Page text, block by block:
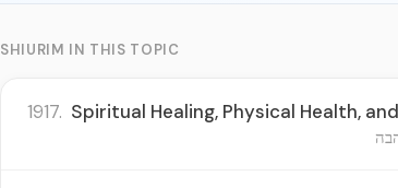
SHIURIM IN THIS TOPIC
1917. Spiritual Healing, Physical Health,